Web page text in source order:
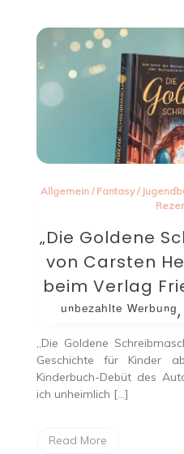
Allgemein/ Fantasy/
„Die Goldene
von Carsten
beim Verlag
ᵘⁿᵇᵉᶻᵃʰˡᵗᵉ
„Die Goldene
Geschichte für Kinder
Kinderbuch-Debüt des
ich unheimlich […]
Read More